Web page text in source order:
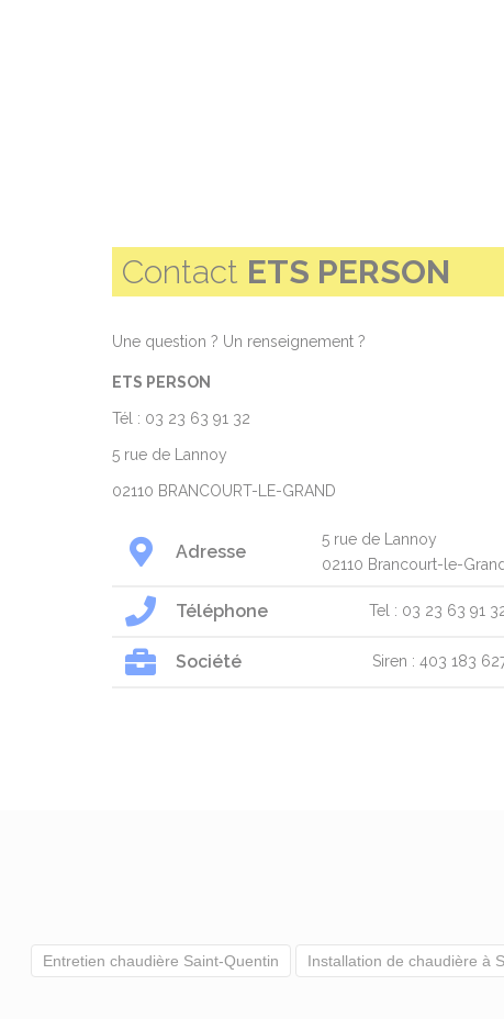
Contact ETS PERSON
Une question ? Un renseignement ?
ETS PERSON
Tél : 03 23 63 91 32
5 rue de Lannoy
02110 BRANCOURT-LE-GRAND
Adresse
5 rue de Lannoy
02110 Brancourt-le-Grand
Téléphone Tel : 03 23 63 91
Société Siren : 403 183
Entretien chaudière Saint-Quentin Installation de chaudière à